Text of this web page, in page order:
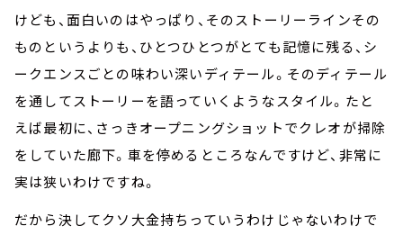
けども、面白いのはやっぱり、そのストーリーラインその
ものというよりも、ひとつひとつがとても記憶に残る、シ
ークエンスごとの味わい深いディテール。そのディテール
を通してストーリーを語っていくようなスタイル。たと
えば最初に、さっきオープニングショットでクレオが掃除
をしていた廊下。車を停めるところなんですけど、非常に
実は狭いわけですね。
だから決してクソ大金持ちっていうわけじゃないわけで